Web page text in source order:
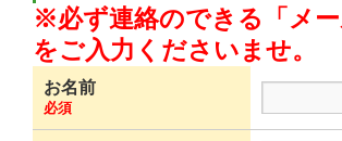
※必ず連絡のできる「メ
をご入力くださいませ。
お名前
必須